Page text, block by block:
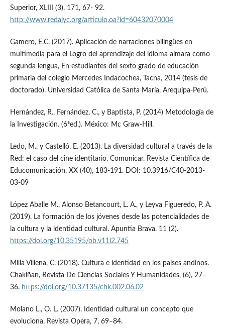
Superior, XLIII (3), 171, 67- 92.
http://www.redalyc.org/articulo.oa?id=60432070004
Gamero, E.C. (2017). Aplicación de narraciones bilingües en
multimedia para el Logro del aprendizaje del idioma aimara como
segunda lengua, En estudiantes del sexto grado de educación
primaria del colegio Mercedes Indacochea, Tacna, 2014 (tesis de
doctorado). Universidad Católica de Santa María, Arequipa-Perú.
Hernández, R., Fernández, C., y Baptista, P. (2014) Metodología de
la Investigación. (6ªed.). México: Mc Graw-Hill.
Ledo, M., y Castelló, E. (2013). La diversidad cultural a través de la
Red: el caso del cine identitario. Comunicar. Revista Científica de
Educomunicación, XX (40), 183-191. DOI: 10.3916/C40-2013-
03-09
López Aballe M., Alonso Betancourt, L. A., y Leyva Figueredo, P. A.
(2019). La formación de los jóvenes desde las potencialidades de
la cultura y la identidad cultural. Apuntia Brava. 11 (2).
https://doi.org/10.35195/ob.v11i2.745
Milla Villena, C. (2018). Cultura e identidad en los países andinos.
Chakiñan, Revista De Ciencias Sociales Y Humanidades, (6), 27–
36. https://doi.org/10.37135/chk.002.06.02
Molano L., O. L. (2007). Identidad cultural un concepto que
evoluciona. Revista Opera, 7, 69–84.